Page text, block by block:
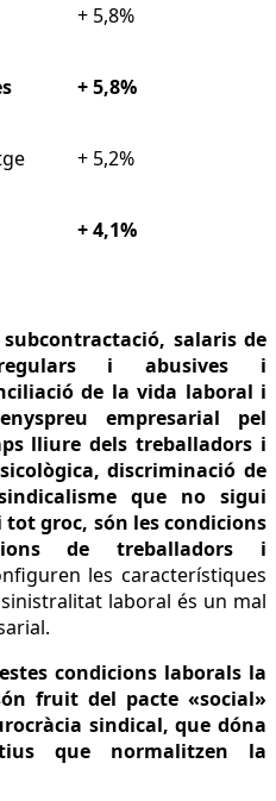
+ 5,8%
+ 5,8%
+ 5,2%
+ 4,1%
salaris de
i abusives i
de la vida laboral i
empresarial pel
lliure dels treballadors i
discriminació de
que no sigui
groc, són les condicions
de treballadors i
les característiques
laboral és un mal
condicions laborals la
fruit del pacte «social»
sindical, que dóna
que normalitzen la